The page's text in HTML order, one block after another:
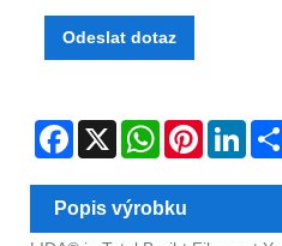
Odeslat dotaz
Facebook
X WhatsAppPinterest
Popis výrobku